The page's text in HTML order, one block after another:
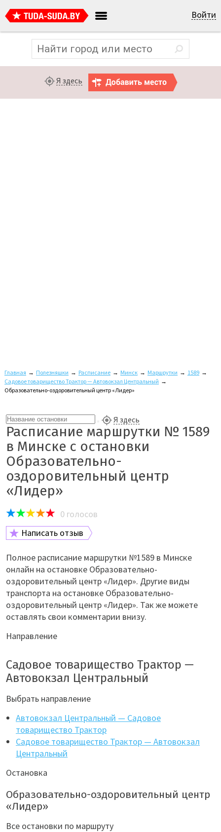
Войти
Я здесь
Главная → Полезняшки → Расписание → Минск → Маршрутки → 1589 →
Садовое товарищество Трактор — Автовокзал Центральный →
Образовательно-оздоровительный центр «Лидер»
Я здесь
Расписание маршрутки № 1589
в Минске с остановки
Образовательно-
оздоровительный центр
«Лидер»
0 голосов
Написать отзыв
Полное расписание маршрутки №1589 в Минске
онлайн на остановке Образовательно-
оздоровительный центр «Лидер». Другие виды
транспорта на остановке Образовательно-
оздоровительный центр «Лидер». Так же можете
оставлять свои комментарии внизу.
Направление
Садовое товарищество Трактор —
Автовокзал Центральный
Выбрать направление
Автовокзал Центральный — Садовое
товарищество Трактор
Садовое товарищество Трактор — Автовокзал
Центральный
Остановка
Образовательно-оздоровительный центр
«Лидер»
Все остановки по маршруту